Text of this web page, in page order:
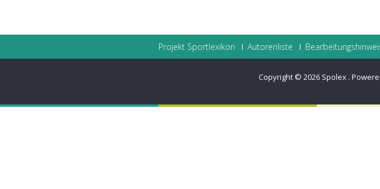
Projekt Sportlexikon Autorenliste
Copyright © 2026 Spolex .